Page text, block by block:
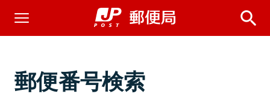
郵便番号検索